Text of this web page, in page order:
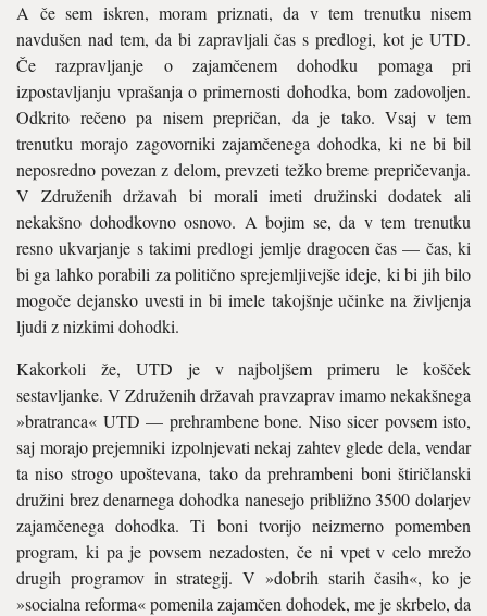
A če sem iskren, moram priznati, da v tem trenutku nisem
navdušen nad tem, da bi zapravljali čas s predlogi, kot je UTD.
Če razpravljanje o zajamčenem dohodku pomaga pri
izpostavljanju vprašanja o primernosti dohodka, bom zadovoljen.
Odkrito rečeno pa nisem prepričan, da je tako. Vsaj v tem
trenutku morajo zagovorniki zajamčenega dohodka, ki ne bi bil
neposredno povezan z delom, prevzeti težko breme prepričevanja.
V Združenih državah bi morali imeti družinski dodatek ali
nekakšno dohodkovno osnovo. A bojim se, da v tem trenutku
resno ukvarjanje s takimi predlogi jemlje dragocen čas — čas, ki
bi ga lahko porabili za politično sprejemljivejše ideje, ki bi jih bilo
mogoče dejansko uvesti in bi imele takojšnje učinke na življenja
ljudi z nizkimi dohodki.
Kakorkoli že, UTD je v najboljšem primeru le košček
sestavljanke. V Združenih državah pravzaprav imamo nekakšnega
»bratranca« UTD — prehrambene bone. Niso sicer povsem isto,
saj morajo prejemniki izpolnjevati nekaj zahtev glede dela, vendar
ta niso strogo upoštevana, tako da prehrambeni boni štiričlanski
družini brez denarnega dohodka nanesejo približno 3500 dolarjev
zajamčenega dohodka. Ti boni tvorijo neizmerno pomemben
program, ki pa je povsem nezadosten, če ni vpet v celo mrežo
drugih programov in strategij. V »dobrih starih časih«, ko je
»socialna reforma« pomenila zajamčen dohodek, me je skrbelo, da